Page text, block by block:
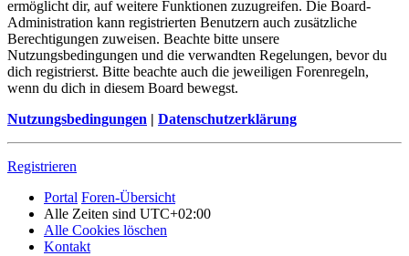
ermöglicht dir, auf weitere Funktionen zuzugreifen. Die Board-
Administration kann registrierten Benutzern auch zusätzliche
Berechtigungen zuweisen. Beachte bitte unsere
Nutzungsbedingungen und die verwandten Regelungen, bevor du
dich registrierst. Bitte beachte auch die jeweiligen Forenregeln,
wenn du dich in diesem Board bewegst.
Nutzungsbedingungen | Datenschutzerklärung
Registrieren
Portal Foren-Übersicht
Alle Zeiten sind UTC+02:00
Alle Cookies löschen
Kontakt